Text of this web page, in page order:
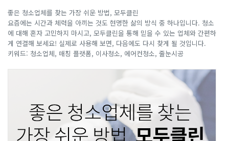
좋은 청소업체를 찾는 가장 쉬운 방법, 모두클린
요즘에는 시간과 체력을 아끼는 것도 현명한 삶의 방식 중 하나입니다. 청소
에 대해 혼자 고민하지 마시고, 모두클린을 통해 믿을 수 있는 업체와 간편하
게 연결해 보세요! 실제로 사용해 보면, 다음에도 다시 찾게 될 것입니다.
키워드: 청소업체, 매칭 플랫폼, 이사청소, 에어컨청소, 줄눈시공